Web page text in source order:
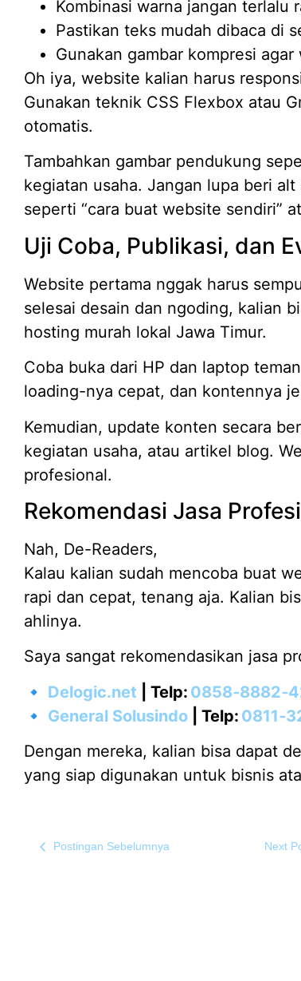
Kombinasi warna jangan terlalu
Pastikan teks mudah dibaca di
Gunakan gambar kompresi
Oh iya, website kalian harus
Gunakan teknik CSS Flexbox atau
otomatis.
Tambahkan gambar pendukung
kegiatan usaha. Jangan lupa beri
seperti “cara buat website sendiri”
Uji Coba, Publikasi, dan
Website pertama nggak harus
selesai desain dan ngoding, kalian
hosting murah lokal Jawa Timur.
Coba buka dari HP dan laptop
loading-nya cepat, dan kontennya
Kemudian, update konten secara
kegiatan usaha, atau artikel blog.
profesional.
Rekomendasi Jasa
Nah, De-Readers,
Kalau kalian sudah mencoba buat
rapi dan cepat, tenang aja. Kalian
ahlinya.
Saya sangat rekomendasikan jasa
🔹 Delogic.net | Telp:
🔹 General Solusindo | Telp:
Dengan mereka, kalian bisa dapat
yang siap digunakan untuk bisnis
Postingan Sebelumnya Next